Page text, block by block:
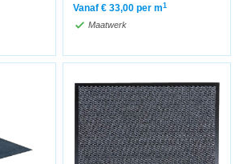
Vanaf € 33,00 per m1
Maatwerk